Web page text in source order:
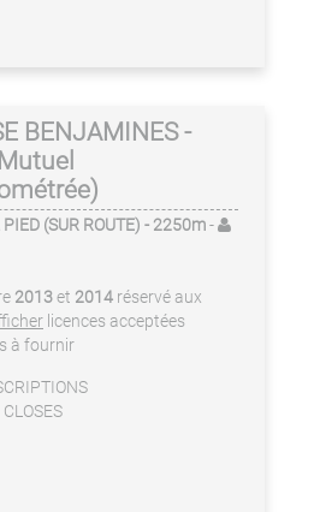
BENJAMINES -
PIED (SUR ROUTE) - 2250m-
2013et 2014 réservé aux
licences acceptées
à fournir
CLOSES